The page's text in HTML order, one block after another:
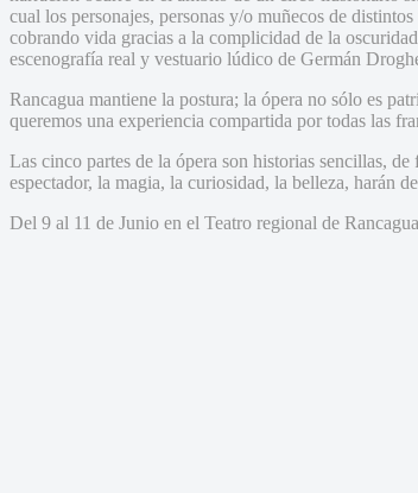
cual los personajes, personas y/o muñecos de
cobrando vida gracias a la complicidad de la
escenografía real y vestuario lúdico de Germán
Rancagua mantiene la postura; la ópera no sólo es
queremos una experiencia compartida por todas las
Las cinco partes de la ópera son historias sencillas,
espectador, la magia, la curiosidad, la belleza,
Del 9 al 11 de Junio en el Teatro regional de